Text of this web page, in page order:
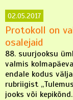
02.05.2017
Protokoll on
osalejaid
88. suurjooksu
valmis
endale kodus
rubriigist
jooks või kepikõnd.